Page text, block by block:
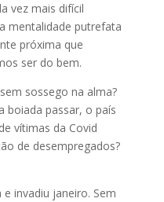
vez mais difícil
mentalidade putrefata
próxima que
ser do bem.
sossego na alma?
boiada passar, o país
vítimas da Covid
de desempregados?
invadiu janeiro. Sem